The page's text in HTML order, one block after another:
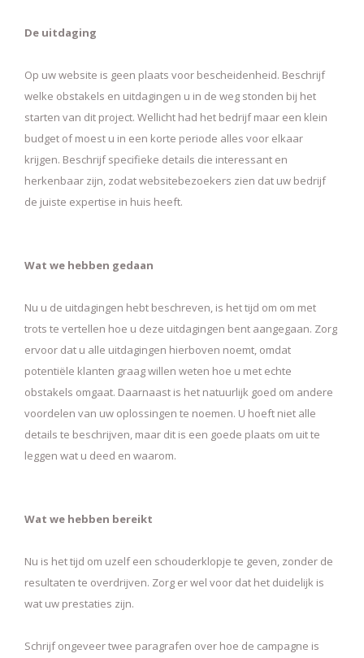
De uitdaging
Op uw website is geen plaats voor bescheidenheid. Beschrijf
welke obstakels en uitdagingen u in de weg stonden bij het
starten van dit project. Wellicht had het bedrijf maar een klein
budget of moest u in een korte periode alles voor elkaar
krijgen. Beschrijf specifieke details die interessant en
herkenbaar zijn, zodat websitebezoekers zien dat uw bedrijf
de juiste expertise in huis heeft.
Wat we hebben gedaan
Nu u de uitdagingen hebt beschreven, is het tijd om om met
trots te vertellen hoe u deze uitdagingen bent aangegaan. Zorg
ervoor dat u alle uitdagingen hierboven noemt, omdat
potentiële klanten graag willen weten hoe u met echte
obstakels omgaat. Daarnaast is het natuurlijk goed om andere
voordelen van uw oplossingen te noemen. U hoeft niet alle
details te beschrijven, maar dit is een goede plaats om uit te
leggen wat u deed en waarom.
Wat we hebben bereikt
Nu is het tijd om uzelf een schouderklopje te geven, zonder de
resultaten te overdrijven. Zorg er wel voor dat het duidelijk is
wat uw prestaties zijn.
Schrijf ongeveer twee paragrafen over hoe de campagne is